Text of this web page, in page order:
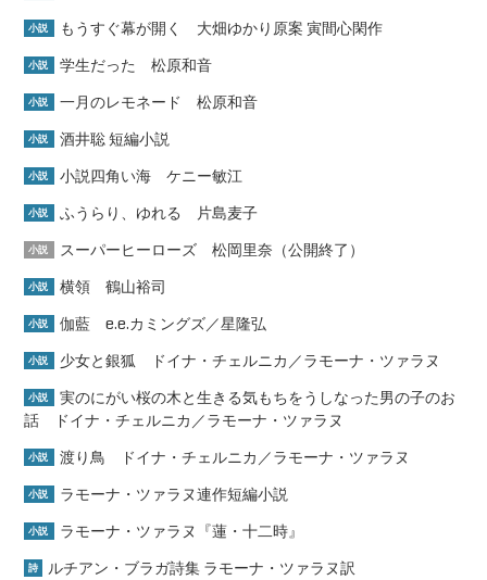
小説 もうすぐ幕が開く 大畑ゆかり原案 寅間心閑作
小説 学生だった 松原和音
小説 一月のレモネード 松原和音
小説 酒井聡 短編小説
小説 小説四角い海 ケニー敏江
小説 ふうらり、ゆれる 片島麦子
小説 スーパーヒーローズ 松岡里奈（公開終了）
小説 横領 鶴山裕司
小説 伽藍 e.e.カミングズ／星隆弘
小説 少女と銀狐 ドイナ・チェルニカ／ラモーナ・ツァラヌ
小説
実のにがい桜の木と生きる気もちをうしなった男の子のお
話 ドイナ・チェルニカ／ラモーナ・ツァラヌ
小説 渡り鳥 ドイナ・チェルニカ／ラモーナ・ツァラヌ
小説 ラモーナ・ツァラヌ連作短編小説
小説 ラモーナ・ツァラヌ『蓮・十二時』
詩 ルチアン・ブラガ詩集 ラモーナ・ツァラヌ訳